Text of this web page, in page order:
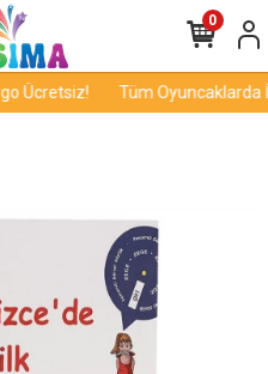
Ücretsiz! Tüm Oyuncaklarda
0